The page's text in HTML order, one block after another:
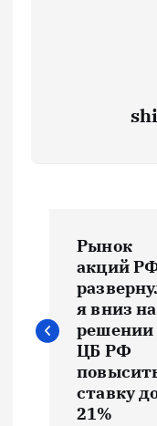
в
Рынок
акций
я вниз на
решении
ЦБ РФ
ставку
21%